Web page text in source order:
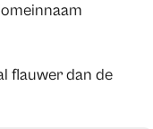
flauwer dan de